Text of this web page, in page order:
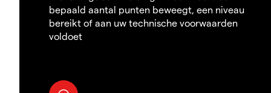
bepaald aantal punten beweegt, een niveau
bereikt of aan uw technische voorwaarden
voldoet